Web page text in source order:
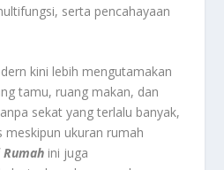
serta pencahayaan
kini lebih mengutamakan
tamu, ruang makan, dan
sekat yang terlalu banyak,
meskipun ukuran rumah
ini juga